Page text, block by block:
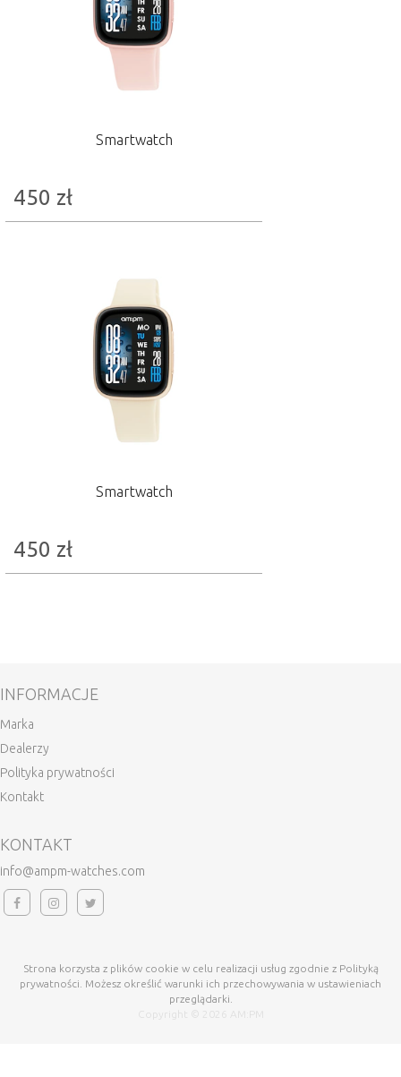
Smartwatch
450 zł
Smartwatch
450 zł
INFORMACJE
Marka
Dealerzy
Polityka prywatności
Kontakt
KONTAKT
info@ampm-watches.com
Strona korzysta z plików cookie w celu realizacji usług zgodnie z Polityką
prywatności. Możesz określić warunki ich przechowywania w ustawieniach
przeglądarki.